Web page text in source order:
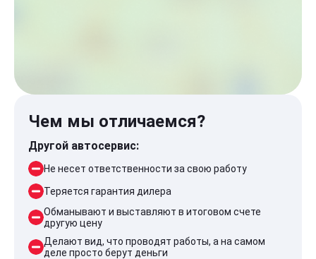
Чем мы отличаемся?
Другой автосервис:
Не несет ответственности за свою работу
Теряется гарантия дилера
Обманывают и выставляют в итоговом счете
другую цену
Делают вид, что проводят работы, а на самом
деле просто берут деньги